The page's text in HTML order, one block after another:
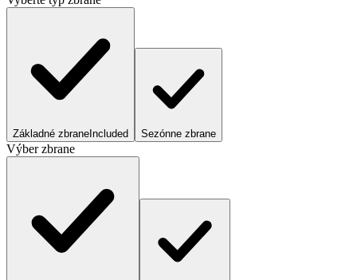
Základné zbrane Included Sezónne zbrane
Výber zbrane